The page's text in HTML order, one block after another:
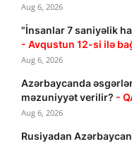
Aug 6, 2026
"İnsanlar 7 saniyəlik
- Avqustun 12-si ilə
Aug 6, 2026
Azərbaycanda
məzuniyyət verilir? -
Aug 6, 2026
Rusiyadan